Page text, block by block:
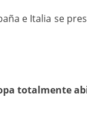
e Italia se
totalmente